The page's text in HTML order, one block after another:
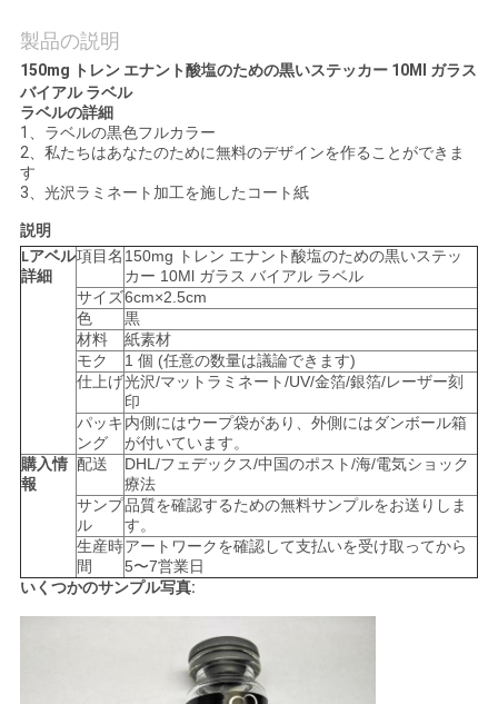
連
絡
し
な
さ
い
ス
合
製品の説明
150mg トレン エナント酸塩のための黒いステッカー 10Ml ガラス
バイアル ラベル
ラベルの詳細
1、ラベルの黒色フルカラー
2、私たちはあなたのために無料のデザインを作ることができま
す
3、光沢ラミネート加工を施したコート紙
説明
Lアベル
詳細
項目名 150mg トレン エナント酸塩のための黒いステッ
カー 10Ml ガラス バイアル ラベル
サイズ6cm×2.5cm
色
黒
材料
紙素材
モク
1 個 (任意の数量は議論できます)
仕上げ光沢/マットラミネート/UV/金箔/銀箔/レーザー刻
印
パッキ
ング
内側にはウープ袋があり、外側にはダンボール箱
が付いています。
購入情
報
配送
DHL/フェデックス/中国のポスト/海/電気ショック
療法
サンプ
ル
品質を確認するための無料サンプルをお送りしま
す。
生産時
間
アートワークを確認して支払いを受け取ってから
5〜7営業日
いくつかのサンプル写真: